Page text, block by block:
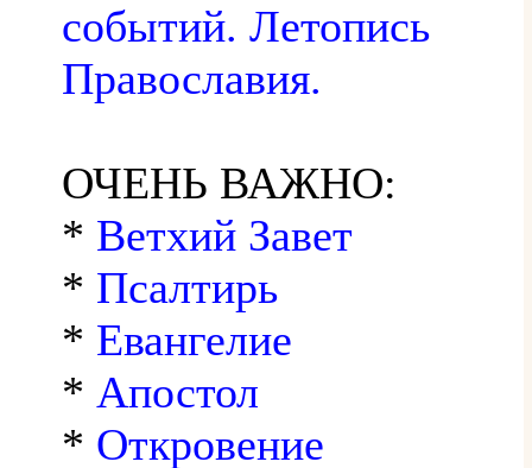
событий. Летопись
Православия.
ОЧЕНЬ ВАЖНО:
* Ветхий Завет
* Псалтирь
* Евангелие
* Апостол
* Откровение